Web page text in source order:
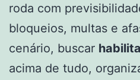
roda com
bloqueios, multas e
cenário, buscar
acima de tudo,